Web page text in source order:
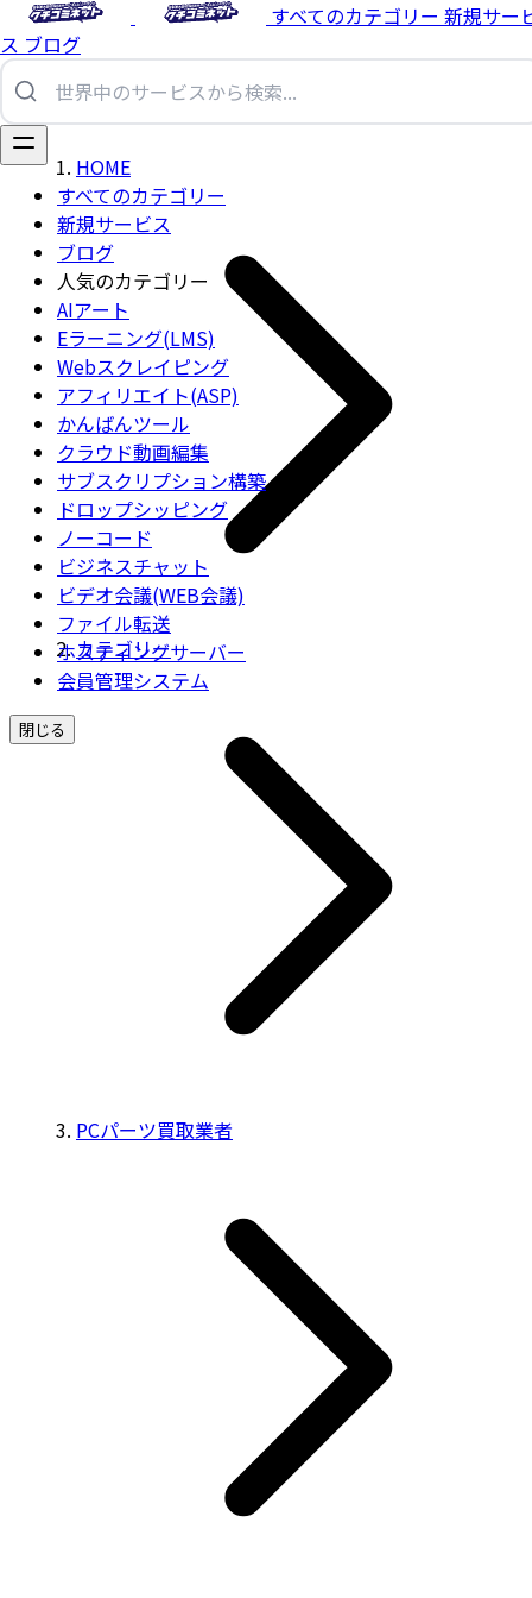
すべてのカテゴリー 新規サー
ス ブログ
すべてのカテゴリー
新規サービス
ブログ
人気のカテゴリー
AIアート
Eラーニング(LMS)
Webスクレイピング
アフィリエイト(ASP)
かんばんツール
クラウド動画編集
サブスクリプション構築
ドロップシッピング
ノーコード
ビジネスチャット
ビデオ会議(WEB会議)
ファイル転送
ホスティングサーバー
会員管理システム
閉じる
HOME
カテゴリー
PCパーツ買取業者